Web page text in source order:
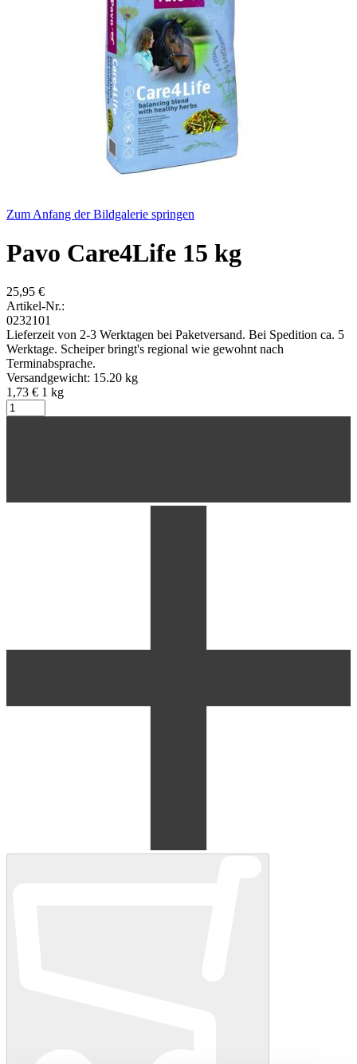
Zum Anfang der Bildgalerie springen
Pavo Care4Life 15 kg
25,95 €
Artikel-Nr.:
0232101
Lieferzeit von 2-3 Werktagen bei Paketversand. Bei Spedition ca. 5
Werktage. Scheiper bringt's regional wie gewohnt nach
Terminabsprache.
Versandgewicht: 15.20 kg
1,73 € 1 kg